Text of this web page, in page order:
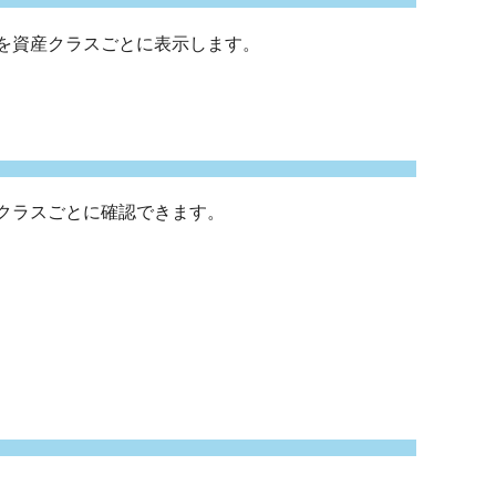
産クラスごとに表示します。
スごとに確認できます。